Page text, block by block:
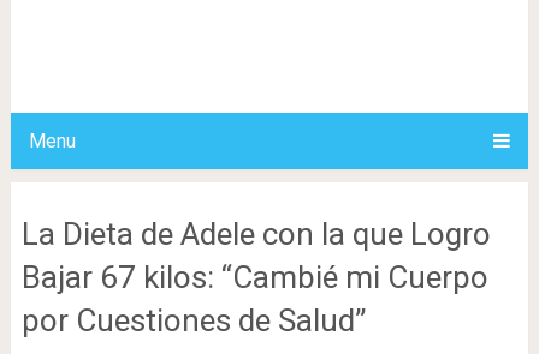
Menu
La Dieta de Adele con la que Logro
Bajar 67 kilos: “Cambié mi Cuerpo
por Cuestiones de Salud”